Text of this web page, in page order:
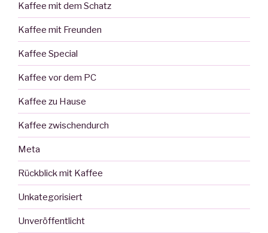
Kaffee mit dem Schatz
Kaffee mit Freunden
Kaffee Special
Kaffee vor dem PC
Kaffee zu Hause
Kaffee zwischendurch
Meta
Rückblick mit Kaffee
Unkategorisiert
Unveröffentlicht